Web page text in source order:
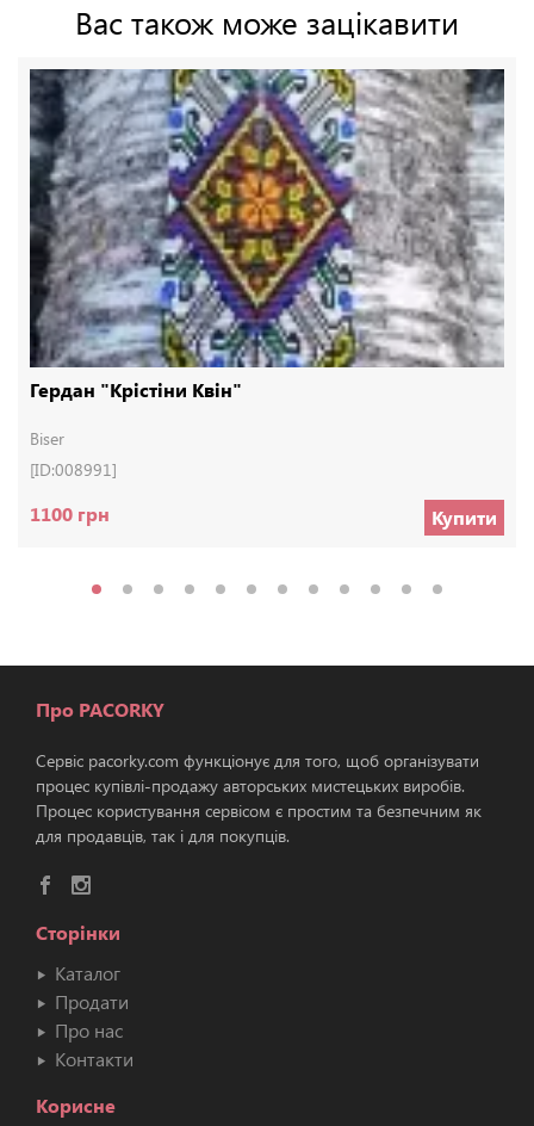
Вас також може зацікавити
Гердан "Крістіни Квін"
Biser
[ID:008991]
1100 грн Купити
Про PACORKY
Сервіс pacorky.com функціонує для того, щоб організувати
процес купівлі-продажу авторських мистецьких виробів.
Процес користування сервісом є простим та безпечним як
для продавців, так і для покупців.
Сторінки
Каталог
Продати
Про нас
Контакти
Корисне